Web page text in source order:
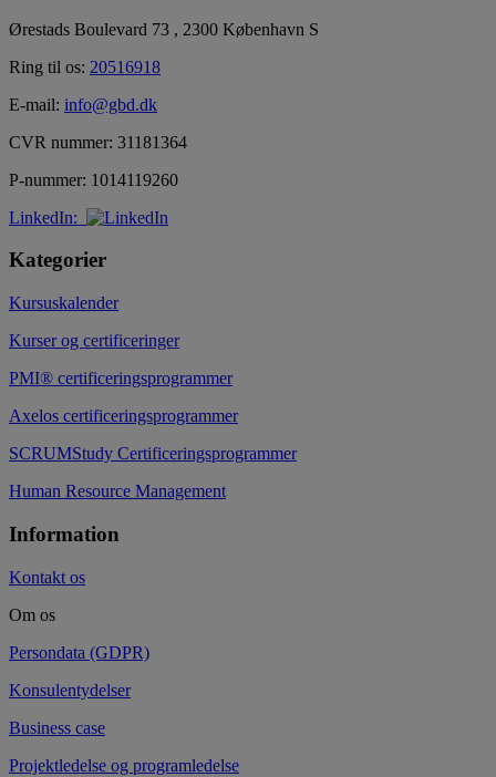
Ørestads Boulevard 73 , 2300 København S
Ring til os: 20516918
E-mail: info@gbd.dk
CVR nummer: 31181364
P-nummer: 1014119260
LinkedIn:
Kategorier
Kursuskalender
Kurser og certificeringer
PMI® certificeringsprogrammer
Axelos certificeringsprogrammer
SCRUMStudy Certificeringsprogrammer
Human Resource Management
Information
Kontakt os
Om os
Persondata (GDPR)
Konsulentydelser
Business case
Projektledelse og programledelse